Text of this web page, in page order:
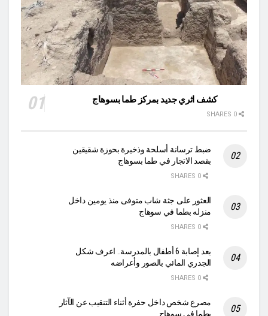
كشف اثري جديد بمركز طما بسوهاج
ضبط ترسانة أسلحة وذخيرة بحوزة شقيقين
بقصد الاتجار في طما بسوهاج
العثور على جثة شاب متوفى منذ يومين داخل
منزله بطما في سوهاج
بعد إصابة 6 أطفال بالمدرسة.. اعرف شكل
الجدري المائي بالصور وأعراضه
مصرع شخص داخل حفرة أثناء التنقيب عن الآثار
بطما في سوهاج